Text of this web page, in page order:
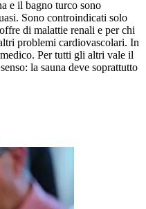
e il bagno turco sono
Sono controindicati solo
di malattie renali e per chi
problemi cardiovascolari. In
Per tutti gli altri vale il
la sauna deve soprattutto